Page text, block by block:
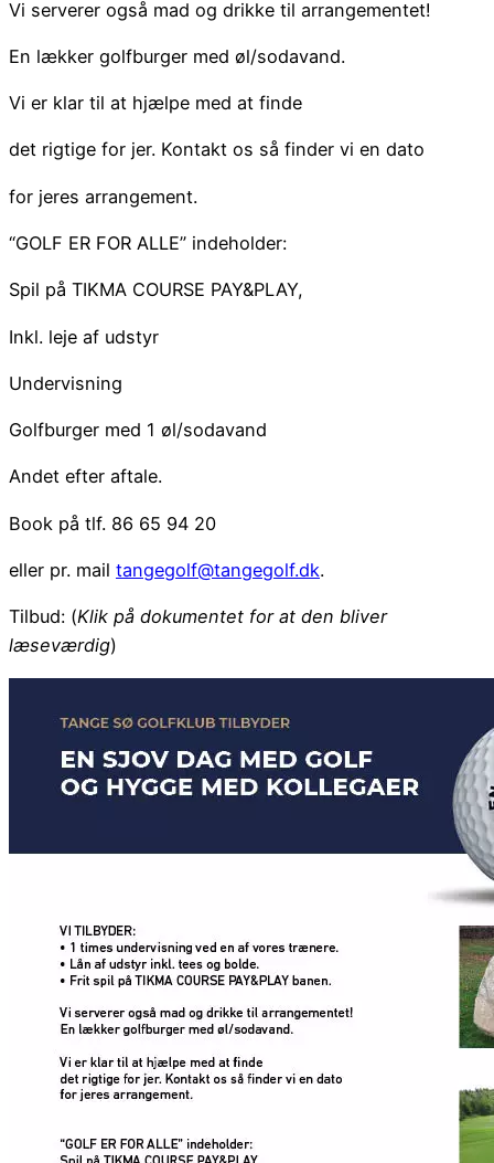
Vi serverer også mad og drikke til arrangementet!
En lækker golfburger med øl/sodavand.
Vi er klar til at hjælpe med at finde
det rigtige for jer. Kontakt os så finder vi en dato
for jeres arrangement.
“GOLF ER FOR ALLE” indeholder:
Spil på TIKMA COURSE PAY&PLAY,
Inkl. leje af udstyr
Undervisning
Golfburger med 1 øl/sodavand
Andet efter aftale.
Book på tlf. 86 65 94 20
eller pr. mail tangegolf@tangegolf.dk.
Tilbud: (Klik på dokumentet for at den bliver
læseværdig)